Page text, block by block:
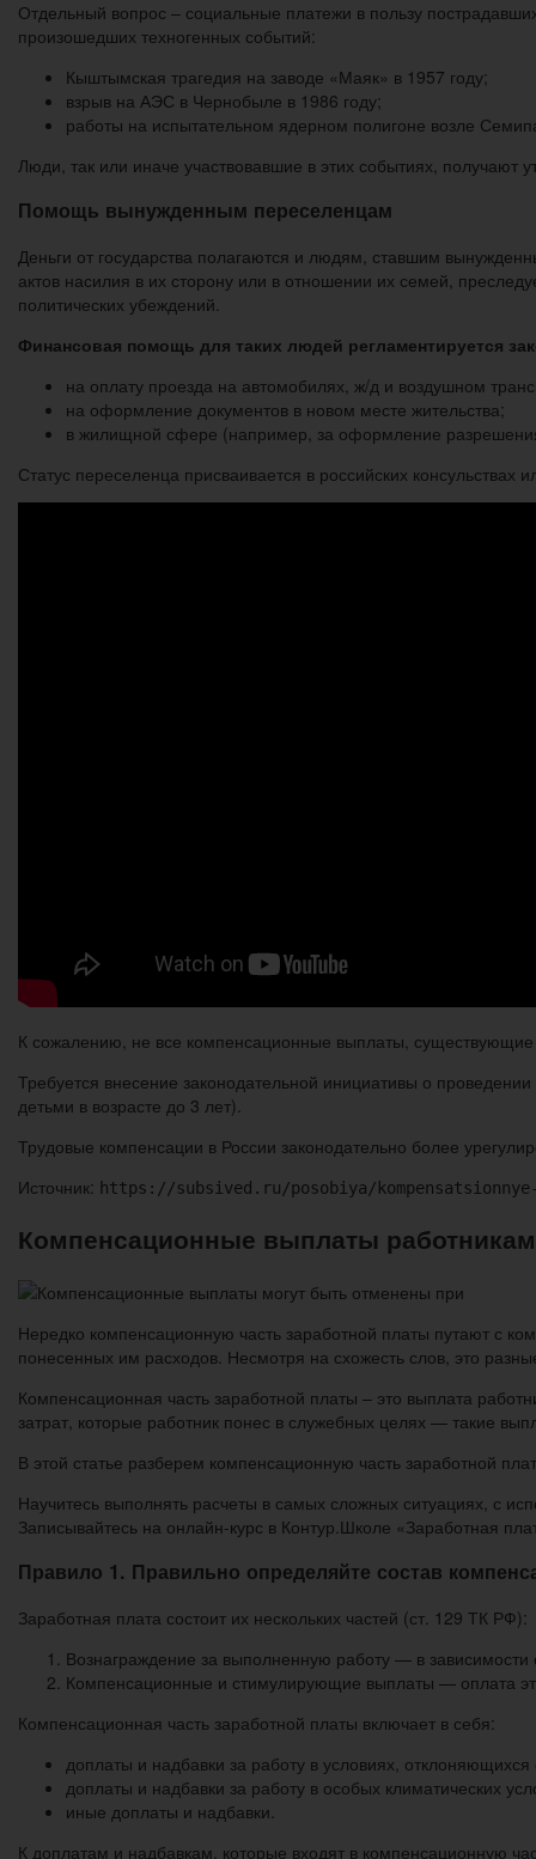
Отдельный вопрос – социальные платежи в пользу
произошедших техногенных событий:
Кыштымская трагедия на заводе «Маяк» в 1957 году;
взрыв на АЭС в Чернобыле в 1986 году;
работы на испытательном ядерном полигоне возле
Люди, так или иначе участвовавшие в этих событиях,
Помощь вынужденным переселенцам
Деньги от государства полагаются и людям, ставшим
актов насилия в их сторону или в отношении их семей,
политических убеждений.
Финансовая помощь для таких людей регламентируется
на оплату проезда на автомобилях, ж/д и воздушном
на оформление документов в новом месте жительства;
в жилищной сфере (например, за оформление
Статус переселенца присваивается в российских консульствах
К сожалению, не все компенсационные выплаты,
Требуется внесение законодательной инициативы о
детьми в возрасте до 3 лет).
Трудовые компенсации в России законодательно более
Источник: https://subsived.ru/posobiya/
Компенсационные выплаты
Нередко компенсационную часть заработной платы путают с
понесенных им расходов. Несмотря на схожесть слов, это
Компенсационная часть заработной платы – это выплата
затрат, которые работник понес в служебных целях — такие
В этой статье разберем компенсационную часть заработной
Научитесь выполнять расчеты в самых сложных ситуациях, с
Записывайтесь на онлайн-курс в Контур.Школе «Заработная
Правило 1. Правильно определяйте состав
Заработная плата состоит их нескольких частей (ст. 129 ТК РФ):
Вознаграждение за выполненную работу — в
Компенсационные и стимулирующие выплаты — оплата
Компенсационная часть заработной платы включает в себя:
доплаты и надбавки за работу в условиях,
доплаты и надбавки за работу в особых климатических
иные доплаты и надбавки.
К доплатам и надбавкам, которые входят в компенсационную